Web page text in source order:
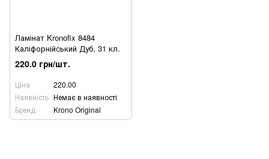
Ламінат Kronofix 8484
Каліфорнійський Дуб, 31 кл.
220.0 грн/шт.
Ціна
220.00
Наявність Немає в наявності
Бренд
Krono Original